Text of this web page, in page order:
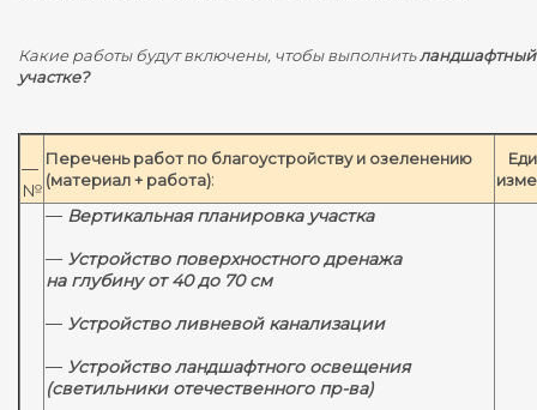
Какие работы будут включены, чтобы выполнить
участке?
—
№
Перечень работ по благоустройству и озеленению
(материал + работа):
— Вертикальная планировка участка
— Устройство поверхностного дренажа
на глубину от 40 до 70 см
— Устройство ливневой канализации
— Устройство ландшафтного освещения
(светильники отечественного пр-ва)